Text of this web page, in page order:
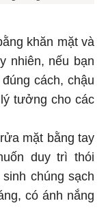
khăn mặt và
nhiên, nếu bạn
cách, chậu
tưởng cho các
mặt bằng tay
duy trì thói
chúng sạch
có ánh nắng